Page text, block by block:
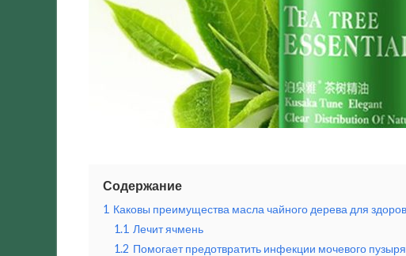
Содержание
1 Каковы преимущества масла чайного дерева для
1.1 Лечит ячмень
1.2 Помогает предотвратить инфекции мочевого пузыря